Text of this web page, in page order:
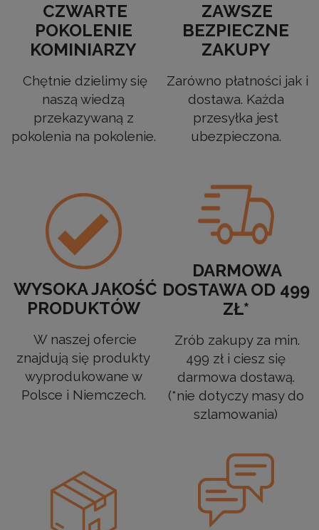
CZWARTE
POKOLENIE
KOMINIARZY
Chętnie dzielimy się
naszą wiedzą
przekazywaną z
pokolenia na pokolenie.
ZAWSZE
BEZPIECZNE
ZAKUPY
Zarówno płatności jak i
dostawa. Każda
przesyłka jest
ubezpieczona.
WYSOKA JAKOŚĆ
PRODUKTÓW
W naszej ofercie
znajdują się produkty
wyprodukowane w
Polsce i Niemczech.
DARMOWA
DOSTAWA OD 499
ZŁ*
Zrób zakupy za min.
499 zł i ciesz się
darmowa dostawą.
(*nie dotyczy masy do
szlamowania)